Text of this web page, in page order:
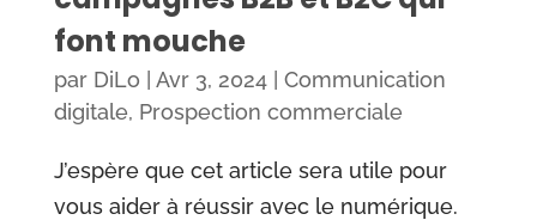
font mouche
par DiLo Avr 3, 2024| Communication
digitale, Prospection commerciale
J’espère que cet article sera utile pour
vous aider à réussir avec le numérique.